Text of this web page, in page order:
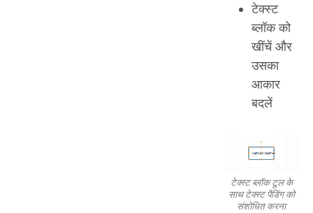
टेक्स्ट
ब्लॉक को
खींचें और
उसका
आकार
बदलें
टेक्स्ट ब्लॉक टूल के
साथ टेक्स्ट पैडिंग को
संशोधित करना